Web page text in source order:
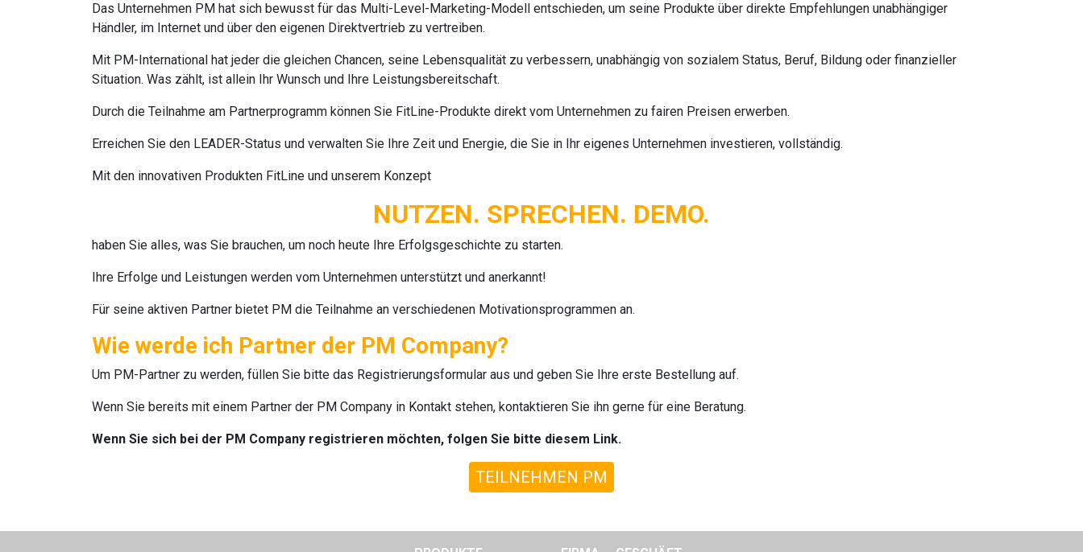
Das Unternehmen PM hat sich bewusst für das Multi-Level-Marketing-Modell entschieden, um seine Produkte über direkte Empfehlungen unabhängiger
Händler, im Internet und über den eigenen Direktvertrieb zu vertreiben.
Mit PM-International hat jeder die gleichen Chancen, seine Lebensqualität zu verbessern, unabhängig von sozialem Status, Beruf, Bildung oder finanzieller
Situation. Was zählt, ist allein Ihr Wunsch und Ihre Leistungsbereitschaft.
Durch die Teilnahme am Partnerprogramm können Sie FitLine-Produkte direkt vom Unternehmen zu fairen Preisen erwerben.
Erreichen Sie den LEADER-Status und verwalten Sie Ihre Zeit und Energie, die Sie in Ihr eigenes Unternehmen investieren, vollständig.
Mit den innovativen Produkten FitLine und unserem Konzept
NUTZEN. SPRECHEN. DEMO.
haben Sie alles, was Sie brauchen, um noch heute Ihre Erfolgsgeschichte zu starten.
Ihre Erfolge und Leistungen werden vom Unternehmen unterstützt und anerkannt!
Für seine aktiven Partner bietet PM die Teilnahme an verschiedenen Motivationsprogrammen an.
Wie werde ich Partner der PM Company?
Um PM-Partner zu werden, füllen Sie bitte das Registrierungsformular aus und geben Sie Ihre erste Bestellung auf.
Wenn Sie bereits mit einem Partner der PM Company in Kontakt stehen, kontaktieren Sie ihn gerne für eine Beratung.
Wenn Sie sich bei der PM Company registrieren möchten, folgen Sie bitte diesem Link.
TEILNEHMEN PM